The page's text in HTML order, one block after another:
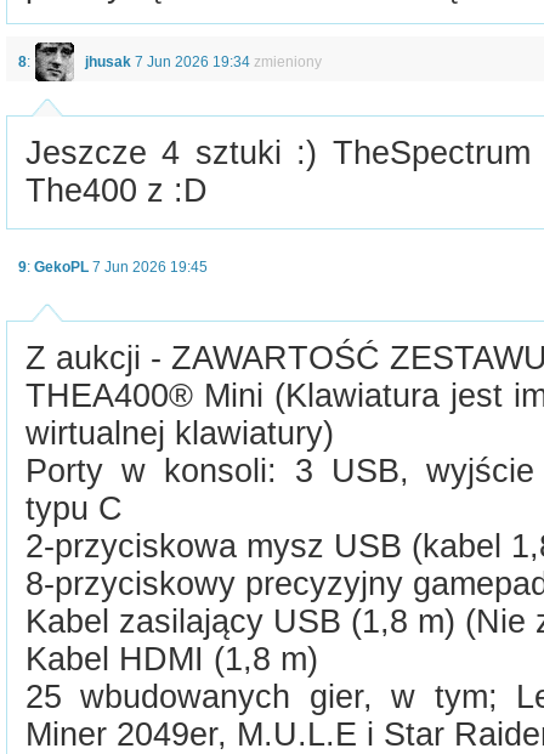
8: jhusak 7 Jun 2026 19:34 zmieniony
Jeszcze 4 sztuki :)
The400 z :D
9: GekoPL 7 Jun 2026 19:45
Z aukcji - ZAWARTOŚĆ
THEA400® Mini (Klawiatura jest
wirtualnej klawiatury)
Porty w konsoli: 3 USB,
typu C
2-przyciskowa mysz USB (kabel
8-przyciskowy precyzyjny
Kabel zasilający USB (1,8 m) (Nie
Kabel HDMI (1,8 m)
25 wbudowanych gier, w tym;
Miner 2049er, M.U.L.E i Star